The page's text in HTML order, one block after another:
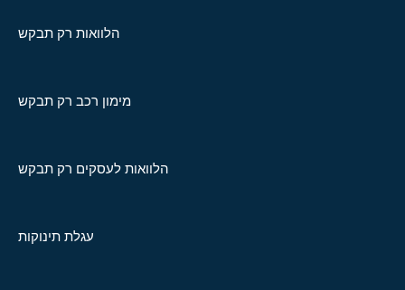
הלוואות רק תבקש
מימון רכב רק תבקש
הלוואות לעסקים רק תבקש
עגלת תינוקות